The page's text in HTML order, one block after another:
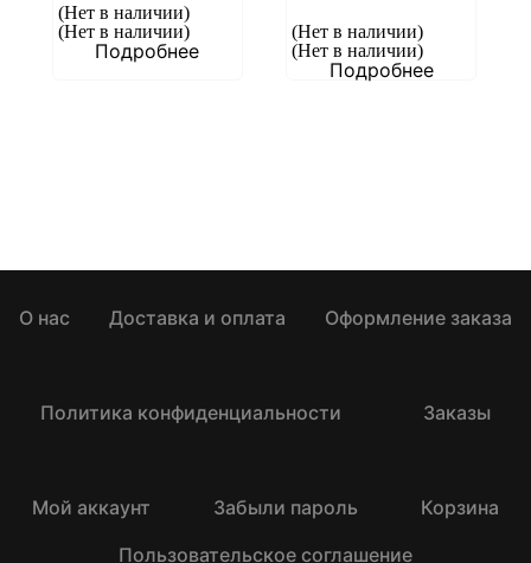
(Нет в наличии)
(Нет в наличии)
Подробнее
(Нет в наличии)
(Нет в наличии)
Подробнее
О нас Доставка и оплата Оформление заказа
Политика конфиденциальности Заказы
Мой аккаунт Забыли пароль
Корзина
Пользовательское соглашение